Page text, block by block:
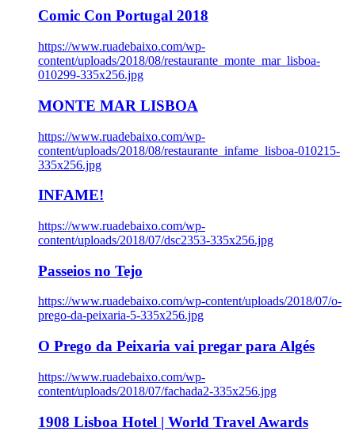
Comic Con Portugal 2018
https://www.ruadebaixo.com/wp-
content/uploads/2018/08/restaurante_monte_mar_lisboa-
010299-335x256.jpg
MONTE MAR LISBOA
https://www.ruadebaixo.com/wp-
content/uploads/2018/08/restaurante_infame_lisboa-010215-
335x256.jpg
INFAME!
https://www.ruadebaixo.com/wp-
content/uploads/2018/07/dsc2353-335x256.jpg
Passeios no Tejo
https://www.ruadebaixo.com/wp-content/uploads/2018/07/o-
prego-da-peixaria-5-335x256.jpg
O Prego da Peixaria vai pregar para Algés
https://www.ruadebaixo.com/wp-
content/uploads/2018/07/fachada2-335x256.jpg
1908 Lisboa Hotel | World Travel Awards